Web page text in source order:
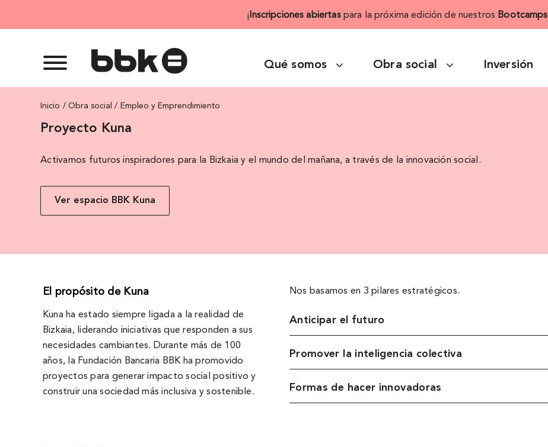
¡ Inscripciones abiertaspara la próxima edición de nuestros Bootcamps
Qué somos Obra social Inversión
Inicio Empleo y Emprendimiento
Proyecto Kuna
Activamos futuros inspiradores para la Bizkaia y el mundo del mañana, a través de la innovación social.
Ver espacio BBK Kuna
El propósito de Kuna
Kuna ha estado siempre ligada a la realidad de
Bizkaia, liderando iniciativas que responden a sus
necesidades cambiantes. Durante más de 100
años, la Fundación Bancaria BBK ha promovido
proyectos para generar impacto social positivo y
construir una sociedad más inclusiva y sostenible.
Nos basamos en 3 pilares estratégicos.
Anticipar el futuro
Promover la inteligencia colectiva
Formas de hacer innovadoras